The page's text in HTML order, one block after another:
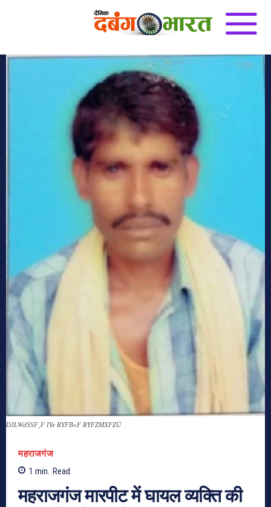
DJLWdSSF¸F IYe RYFB»F RYFZMXFZÜ
महराजगंज
1 min. Read
महराजगंज मारपीट में घायल व्यक्ति की